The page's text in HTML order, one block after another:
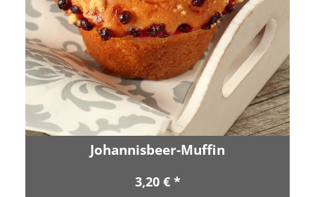
Johannisbeer-Muffin
3,20 € *